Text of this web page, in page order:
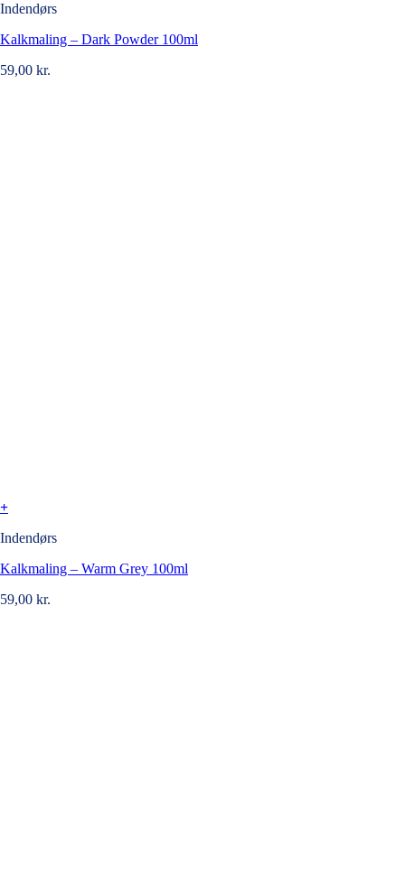
Indendørs
Kalkmaling – Dark Powder 100ml
59,00 kr.
+
Indendørs
Kalkmaling – Warm Grey 100ml
59,00 kr.